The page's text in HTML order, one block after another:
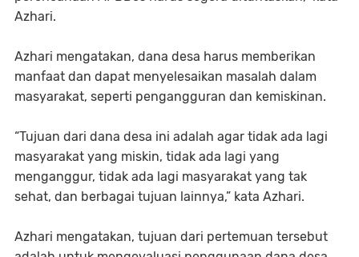
Azhari.
Azhari mengatakan, dana desa harus memberikan
manfaat dan dapat menyelesaikan masalah dalam
masyarakat, seperti pengangguran dan kemiskinan.
“Tujuan dari dana desa ini adalah agar tidak ada lagi
masyarakat yang miskin, tidak ada lagi yang
menganggur, tidak ada lagi masyarakat yang tak
sehat, dan berbagai tujuan lainnya,” kata Azhari.
Azhari mengatakan, tujuan dari pertemuan tersebut